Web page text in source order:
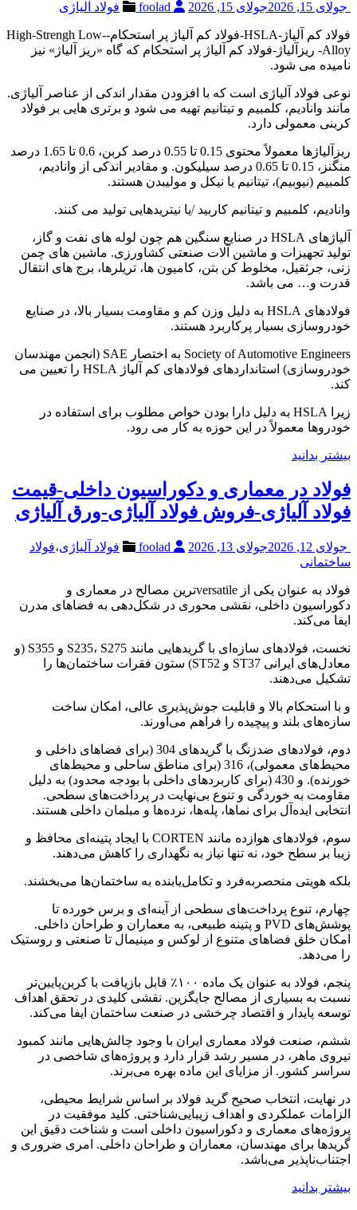
جولای 15, 2026 جولای 15, 2026 فولاد آلیاژی
فولاد کم آلیاژ-HSLA-فولاد کم آلیاژ پر استحکام-High-Strengh Low-
Alloy- ریزآلیاژ-فولاد کم آلیاژ پر استحکام که گاه «ریز آلیاژ» نیز
نامیده می شود.
نوعی فولاد آلیاژی است که با افزودن مقدار اندکی از عناصر آلیاژی.
مانند وانادیم، کلمبیم و تیتانیم تهیه می شود و برتری هایی بر فولاد
کربنی معمولی دارد.
ریزآلیاژها معمولاً محتوی 0.15 تا 0.55 درصد کربن، 0.6 تا 1.65 درصد
منگنز، 0.15 تا 0.65 درصد سیلیکون. و مقادیر اندکی از وانادیم،
کلمبیم (نیوبیم)، تیتانیم یا نیکل و مولیبدن هستند.
وانادیم، کلمبیم و تیتانیم کاربید /یا نیتریدهایی تولید می کنند.
آلیاژهای HSLA در صنایع سنگین هم چون لوله های نفت و گاز،
تولید تجهیزات و ماشین آلات صنعتی کشاورزی. ماشین های چمن
زنی، جرثقیل، مخلوط کن بتن، کامیون ها، تریلرها، برج های انتقال
قدرت و… می باشد.
فولادهای HSLA به دلیل وزن کم و مقاومت بسیار بالا، در صنایع
خودروسازی بسیار پرکاربرد هستند.
Society of Automotive Engineers به اختصار SAE (انجمن مهندسان
خودروسازی) استانداردهای فولادهای کم آلیاژ HSLA را تعیین می
کند.
زیرا HSLA به دلیل دارا بودن خواص مطلوب برای استفاده در
خودروها معمولاً در این حوزه به کار می رود.
بیشتر بدانید
فولاد در معماری و دکوراسیون داخلی-قیمت
فولاد آلیاژی-فروش فولاد آلیاژی-ورق آلیاژی
جولای 12, 2026 جولای 13, 2026 فولاد آلیاژی،فولاد
ساختمانی
فولاد به عنوان یکی از versatileترین مصالح در معماری و
دکوراسیون داخلی، نقشی محوری در شکل‌دهی به فضاهای مدرن
ایفا می‌کند.
نخست، فولادهای سازه‌ای با گریدهایی مانند S235، S275 و S355 (و
معادل‌های ایرانی ST37 و ST52) ستون فقرات ساختمان‌ها را
تشکیل می‌دهند.
و با استحکام بالا و قابلیت جوش‌پذیری عالی، امکان ساخت
سازه‌های بلند و پیچیده را فراهم می‌آورند.
دوم، فولادهای ضدزنگ با گریدهای 304 (برای فضاهای داخلی و
محیط‌های معمولی)، 316 (برای مناطق ساحلی و محیط‌های
خورنده). و 430 (برای کاربردهای داخلی با بودجه محدود) به دلیل
مقاومت به خوردگی و تنوع بی‌نهایت در پرداخت‌های سطحی.
انتخابی ایده‌آل برای نماها، پله‌ها، نرده‌ها و مبلمان داخلی هستند.
سوم، فولادهای هوازده مانند CORTEN با ایجاد پتینه‌ای محافظ و
زیبا بر سطح خود، نه تنها نیاز به نگهداری را کاهش می‌دهند.
بلکه هویتی منحصربه‌فرد و تکامل‌یابنده به ساختمان‌ها می‌بخشند.
چهارم، تنوع پرداخت‌های سطحی از آینه‌ای و برس خورده تا
پوشش‌های PVD و پتینه طبیعی، به معماران و طراحان داخلی.
امکان خلق فضاهای متنوع از لوکس و مینیمال تا صنعتی و روستیک
را می‌دهد.
پنجم، فولاد به عنوان یک ماده ۱۰۰٪ قابل بازیافت با کربن‌پایین‌تر
نسبت به بسیاری از مصالح جایگزین. نقشی کلیدی در تحقق اهداف
توسعه پایدار و اقتصاد چرخشی در صنعت ساختمان ایفا می‌کند.
ششم، صنعت فولاد معماری ایران با وجود چالش‌هایی مانند کمبود
نیروی ماهر، در مسیر رشد قرار دارد و پروژه‌های شاخصی در
سراسر کشور. از مزایای این ماده بهره می‌برند.
در نهایت، انتخاب صحیح گرید فولاد بر اساس شرایط محیطی،
الزامات عملکردی و اهداف زیبایی‌شناختی. کلید موفقیت در
پروژه‌های معماری و دکوراسیون داخلی است و شناخت دقیق این
گریدها برای مهندسان، معماران و طراحان داخلی. امری ضروری و
اجتناب‌ناپذیر می‌باشد.
بیشتر بدانید